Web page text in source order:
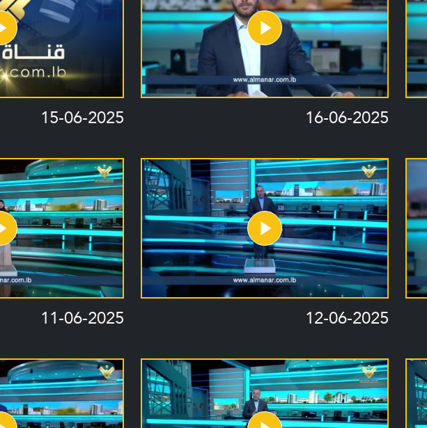
16-06-2025
15-06-2025
12-06-2025
11-06-2025